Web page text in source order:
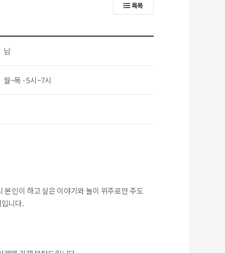
목록
남
월~목 - 5시~7시
인이 하고 싶은 이야기와 놀이 위주로만 주도
니다.